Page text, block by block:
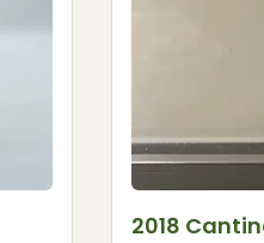
2018